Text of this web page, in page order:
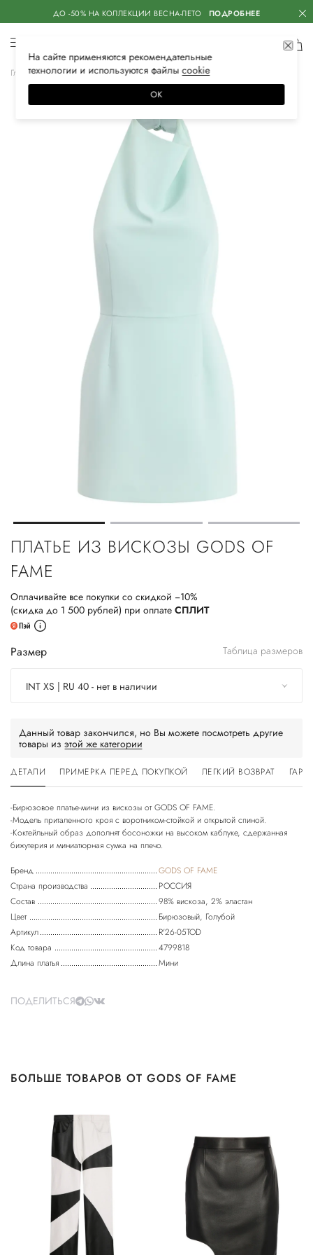
ДО -50% НА КОЛЛЕКЦИИ ВЕСНА-ЛЕТО ПОДРОБНЕЕ
Главная Женская Одежда Платья Коктейльные
ПЛАТЬЕ ИЗ ВИСКОЗЫ GODS OF
FAME
Оплачивайте все покупки со скидкой −10%
(скидка до 1 500 рублей) при оплате СПЛИТ
Размер Таблица размеров
INT XS | RU 40 - нет в наличии
Данный товар закончился, но Вы можете посмотреть другие
товары из этой же категории
ДЕТАЛИ ПРИМЕРКА ПЕРЕД ПОКУПКОЙ ЛЕГКИЙ ВОЗВРАТ
-Бирюзовое платье-мини из вискозы от GODS OF FAME.
-Модель приталенного кроя с воротником-стойкой и открытой спиной.
-Коктейльный образ дополнят босоножки на высоком каблуке, сдержанная
Бренд
GODS OF FAME
Страна производства
РОССИЯ
Состав
98% вискоза, 2% эластан
Цвет
Бирюзовый, Голубой
Артикул
R'26-05TOD
Код товара
4799818
Длина платья
Мини
ПОДЕЛИТЬСЯ
БОЛЬШЕ ТОВАРОВ ОТ GODS OF FAME
На сайте применяются рекомендательные
технологии и используются файлысооkiе
ОК